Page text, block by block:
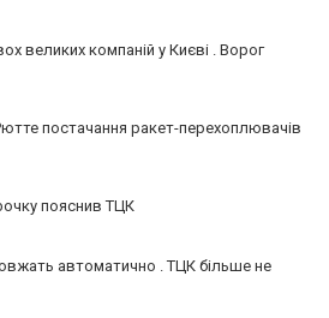
великих компаній у Києві . Ворог
постачання ракет-перехоплювачів
пояснив ТЦК
автоматично . ТЦК більше не